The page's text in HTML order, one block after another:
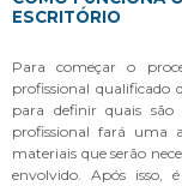
ESCRITÓRIO
Para começar o
profissional qualificado
para definir quais
profissional fará uma
materiais que serão
envolvido. Após isso,